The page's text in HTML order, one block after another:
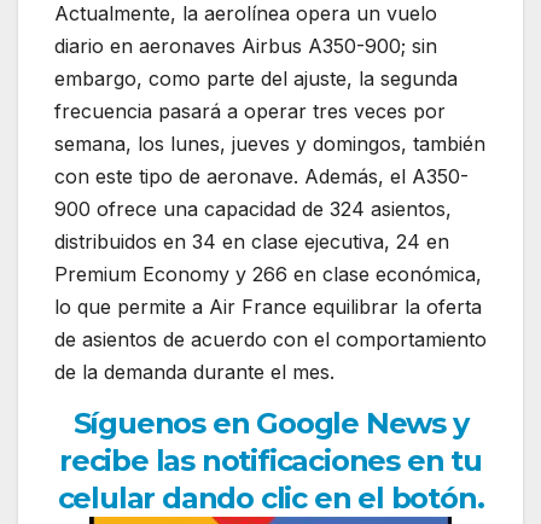
Actualmente, la aerolínea opera un vuelo
diario en aeronaves Airbus A350-900; sin
embargo, como parte del ajuste, la segunda
frecuencia pasará a operar tres veces por
semana, los lunes, jueves y domingos, también
con este tipo de aeronave. Además, el A350-
900 ofrece una capacidad de 324 asientos,
distribuidos en 34 en clase ejecutiva, 24 en
Premium Economy y 266 en clase económica,
lo que permite a Air France equilibrar la oferta
de asientos de acuerdo con el comportamiento
de la demanda durante el mes.
Síguenos en Google News y
recibe las notificaciones en tu
celular dando clic en el botón.